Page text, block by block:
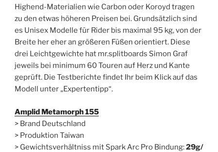
Highend-Materialien wie Carbon oder Koroyd tragen
zu den etwas höheren Preisen bei. Grundsätzlich sind
es Unisex Modelle für Rider bis maximal 95 kg, von der
Breite her eher an größeren Füßen orientiert. Diese
drei Leichtgewichte hat mr.splitboards Simon Graf
jeweils bei minimum 60 Touren auf Herz und Kante
geprüft. Die Testberichte findet Ihr beim Klick auf das
Modell unter „Expertentipp“.
Amplid Metamorph 155
> Brand Deutschland
> Produktion Taiwan
> Gewichtsverhältniss mit Spark Arc Pro Bindung:29g/